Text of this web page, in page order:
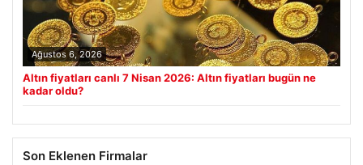
Ağustos 6, 2026
Altın fiyatları canlı 7 Nisan 2026: Altın fiyatları bugün ne
kadar oldu?
Son Eklenen Firmalar